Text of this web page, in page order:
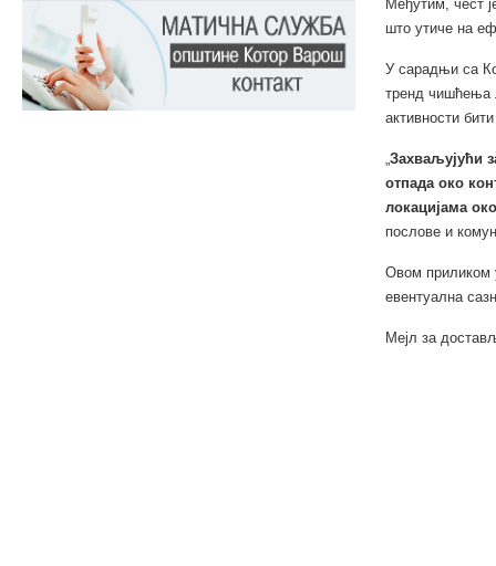
Међутим, чест
што утиче на
У сарадњи са
тренд чишћења
активности
Захваљујући
отпада око
локацијама
послове и
Овом приликом
евентуална
Мејл за